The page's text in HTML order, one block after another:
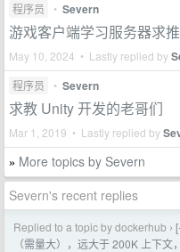
程序员 • Severn
游戏客户端学习服务器求
May 10, 2024 • Lastly replied by
程序员 • Severn
求教 Unity 开发的老哥们
Mar 1, 2019 • Lastly replied by
» More topics by Severn
Severn's recent replies
Replied to a topic by dockerhub ›
（需量大），远大于 200K 上下